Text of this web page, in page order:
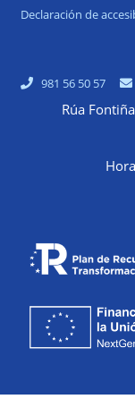
Declaración de
981 56 50 57
Rúa